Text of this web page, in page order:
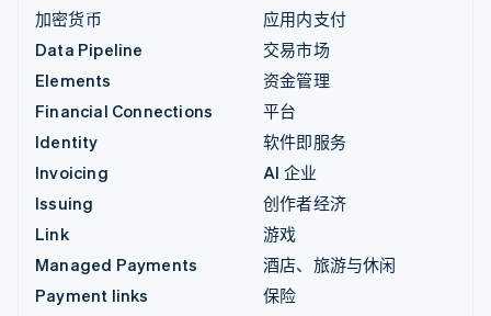
加密货币
Data Pipeline
Elements
Financial Connections
Identity
Invoicing
Issuing
Link
Managed Payments
Payment links
应用内支付
交易市场
资金管理
平台
软件即服务
AI 企业
创作者经济
游戏
酒店、旅游与休闲
保险